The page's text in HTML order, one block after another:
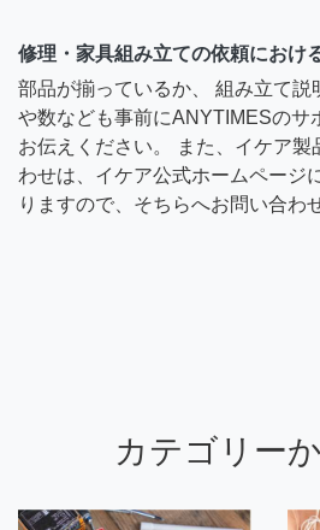
修理・家具組み立ての依頼におけ
部品が揃っているか、 組み立て説
や数なども事前にANYTIMESのサ
お伝えください。 また、イケア製
わせは、イケア公式ホームページ
りますので、そちらへお問い合わ
カテゴリー